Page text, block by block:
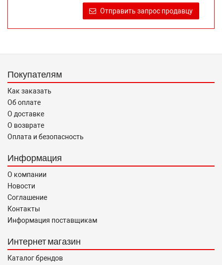
продаже, обеспечивающую возможность их правильного
выбора возложено на продавца (изготовителя) Законом
«О защите прав потребителей».
Отправить запрос продавцу
Покупателям
Как заказать
Об оплате
О доставке
О возврате
Оплата и безопасность
Информация
О компании
Новости
Соглашение
Контакты
Информация поставщикам
Интернет магазин
Каталог брендов